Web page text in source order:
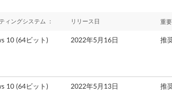
ィングシステム ： リリース日 重
10 (64ビット) 2022年5月16日 推
10 (64ビット) 2022年5月13日 推